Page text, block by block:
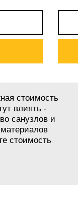
стоимость
влиять -
санузлов и
стоимость